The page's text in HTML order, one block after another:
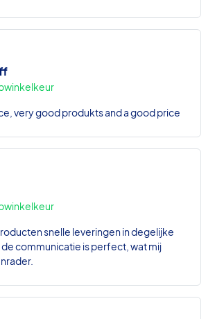
very good produkts and a good price
snelle leveringen in degelijke
communicatie is perfect, wat mij